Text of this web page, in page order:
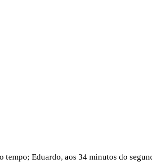
tempo; Eduardo, aos 34 minutos do